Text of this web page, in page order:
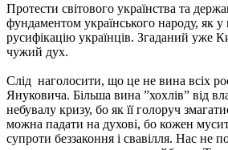
Протести світового українства та
фундаментом українського народу, як
русифікацію українців. Згаданий уже
чужий дух.
Слід наголосити, що це не вина всіх
Януковича. Більша вина ˮхохлівˮ від
небувалу кризу, бо як її голоруч
можна падати на духові, бо кожен
супроти беззаконня і свавілля. Нас не